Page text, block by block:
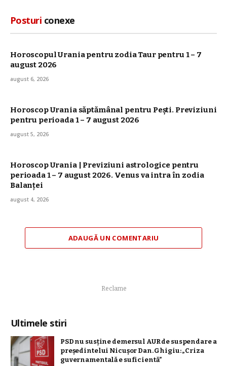
Posturi conexe
Horoscopul Urania pentru zodia Taur pentru 1 – 7
august 2026
august 6, 2026
Horoscop Urania săptămânal pentru Pești. Previziuni
pentru perioada 1 – 7 august 2026
august 5, 2026
Horoscop Urania | Previziuni astrologice pentru
perioada 1 – 7 august 2026. Venus va intra în zodia
Balanței
august 4, 2026
ADAUGĂ UN COMENTARIU
Reclame
Ultimele stiri
PSD nu susține demersul AUR de suspendare a
președintelui Nicușor Dan. Ghigiu: „Criza
guvernamentală e suficientă”